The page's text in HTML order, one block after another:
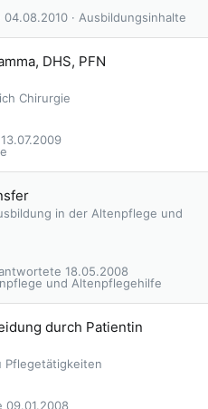
Ausbildungsinhalte
04.08.2010
DHS, PFN
Chirurgie
13.07.2009
in der Altenpflege und
und Altenpflegehilfe
18.05.2008
durch Patientin
Pflegetätigkeiten
09.01.2008